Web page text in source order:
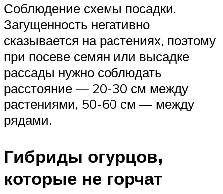
Соблюдение схемы посадки.
Загущенность негативно
сказывается на растениях, поэтому
при посеве семян или высадке
рассады нужно соблюдать
расстояние — 20-30 см между
растениями, 50-60 см — между
рядами.
Гибриды огурцов,
которые не горчат